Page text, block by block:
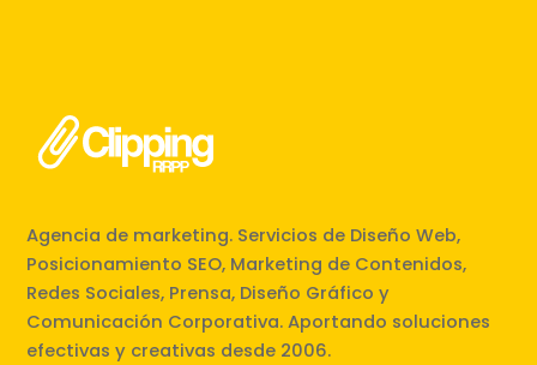
Agencia de marketing. Servicios de Diseño Web,
Posicionamiento SEO, Marketing de Contenidos,
Redes Sociales, Prensa, Diseño Gráfico y
Comunicación Corporativa. Aportando soluciones
efectivas y creativas desde 2006.